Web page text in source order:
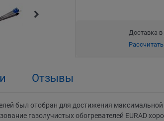
Доставка в
Отзывы
был отобран для достижения
газолучистых обогревателей EURAD